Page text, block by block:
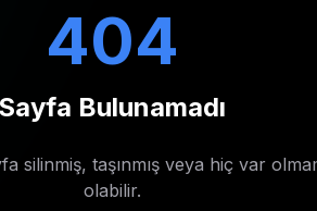
404
Sayfa Bulunamadı
silinmiş, taşınmış veya hiç var
olabilir.